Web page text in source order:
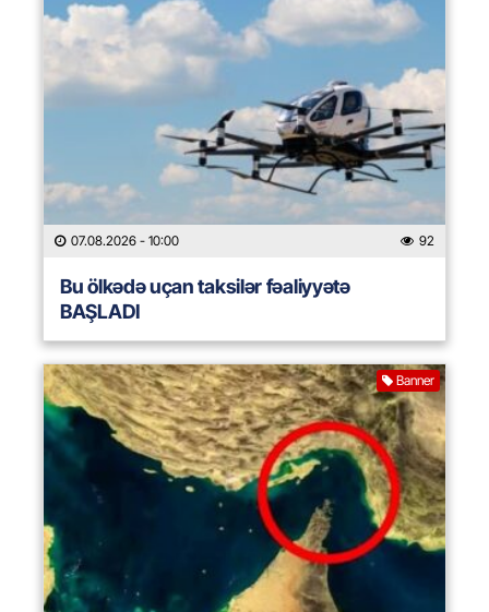
07.08.2026 - 10:00 92
Bu ölkədə uçan taksilər fəaliyyətə
BAŞLADI
Banner